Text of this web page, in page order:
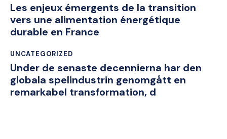
Les enjeux émergents de la transition
vers une alimentation énergétique
durable en France
UNCATEGORIZED
Under de senaste decennierna har den
globala spelindustrin genomgått en
remarkabel transformation, d